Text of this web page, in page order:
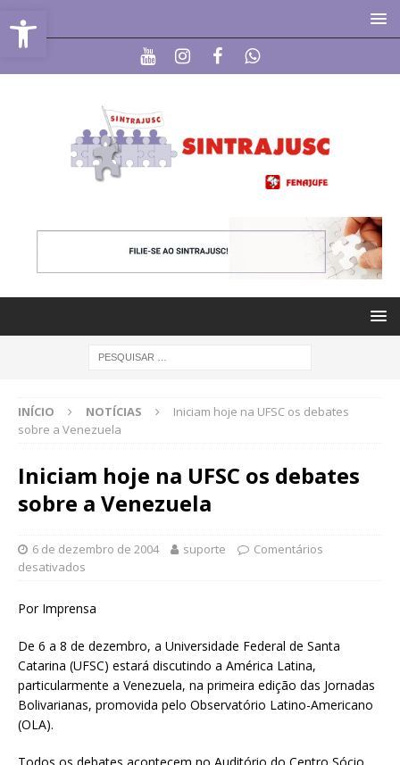
Abrir a barra de ferramentas
INÍCIO NOTÍCIAS
Iniciam hoje na UFSC os debates
sobre a Venezuela
Iniciam hoje na UFSC os debates
sobre a Venezuela
6 de dezembro de 2004 suporte
Comentários
desativados
Por Imprensa
De 6 a 8 de dezembro, a Universidade Federal de Santa
Catarina (UFSC) estará discutindo a América Latina,
particularmente a Venezuela, na primeira edição das Jornadas
Bolivarianas, promovida pelo Observatório Latino-Americano
(OLA).